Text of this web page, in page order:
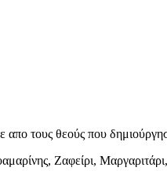
απο τους θεούς που
Ζαφείρι,